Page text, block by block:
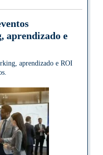
aprendizado e
aprendizado e ROI